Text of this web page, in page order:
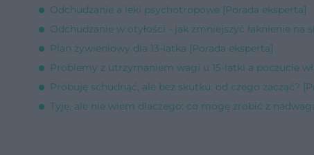
Odchudzanie a leki psychotropowe [Porada eksperta]
Odchudzanie w otyłości - jak zmniejszyć łaknienie na
Plan żywieniowy dla 13-latka [Porada eksperta]
Problemy z utrzymaniem wagi u 15-latki a poczucie
Próbuję schudnąć, ale bez skutku: od czego zacząć?
Tyję, ale nie wiem dlaczego: co mogę zrobić z